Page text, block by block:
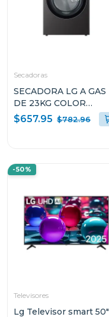
Secadoras
SECADORA LG A GAS
DE 23KG COLOR
NEGRO THINQ
D74BFXS6
$657.95 $782.96
-50%
Televisores
Lg Televisor smart 50"